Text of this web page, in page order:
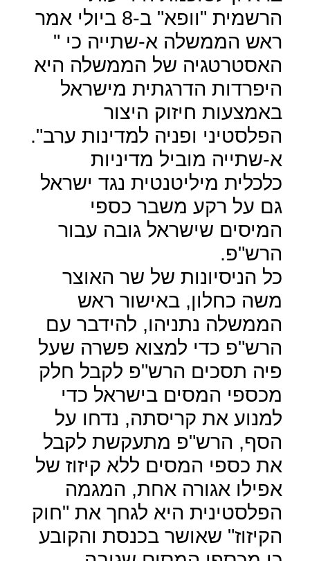
הרשמית "וופא" ב-8 ביולי אמר
ראש הממשלה א-שתייה כי "
האסטרטגיה של הממשלה היא
היפרדות הדרגתית מישראל
באמצעות חיזוק היצור
הפלסטיני ופניה למדינות ערב".
א-שתייה מוביל מדיניות
כלכלית מיליטנטית נגד ישראל
גם על רקע משבר כספי
המיסים שישראל גובה עבור
הרש"פ.
כל הניסיונות של שר האוצר
משה כחלון, באישור ראש
הממשלה נתניהו, להידבר עם
הרש"פ כדי למצוא פשרה שעל
פיה תסכים הרש"פ לקבל חלק
מכספי המסים בישראל כדי
למנוע את קריסתה, נדחו על
הסף, הרש"פ מתעקשת לקבל
את כספי המסים ללא קיזוז של
אפילו אגורה אחת, המגמה
הפלסטינית היא לגחך את "חוק
הקיזוז" שאושר בכנסת והקובע